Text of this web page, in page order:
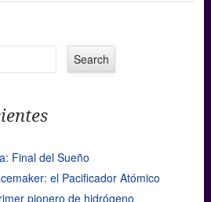
Final del Sueño
el Pacificador Atómico
pionero de hidrógeno